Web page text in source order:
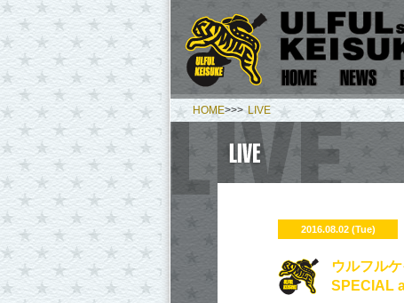
HOME>>> LIVE
2016.08.02 (Tue)
ウルフル
SPECIAL